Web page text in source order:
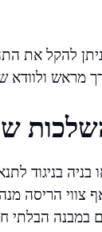
להקל את
מראש
בניה בניגוד
צווי הריסה
הבלתי